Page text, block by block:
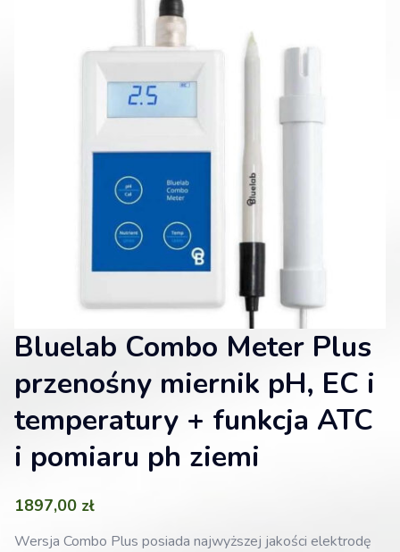
Bluelab Combo Meter Plus
przenośny miernik pH, EC i
temperatury + funkcja ATC
i pomiaru ph ziemi
1897,00 zł
Wersja Combo Plus posiada najwyższej jakości elektrodę